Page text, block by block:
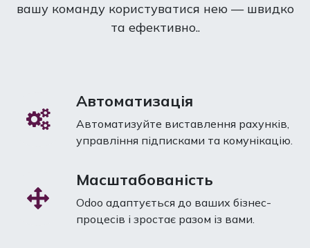
вашу команду користуватися нею — швидко
та ефективно..
Автоматизація
Автоматизуйте виставлення рахунків,
управління підписками та комунікацію.
Масштабованість
Odoo адаптується до ваших бізнес-
процесів і зростає разом із вами.